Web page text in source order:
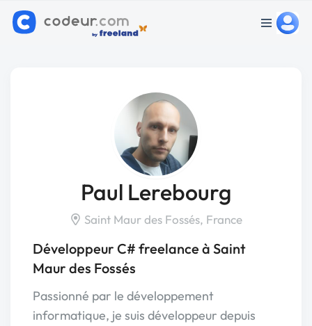
Paul Lerebourg
Saint Maur des Fossés, France
Développeur C# freelance à Saint
Maur des Fossés
Passionné par le développement
informatique, je suis développeur depuis